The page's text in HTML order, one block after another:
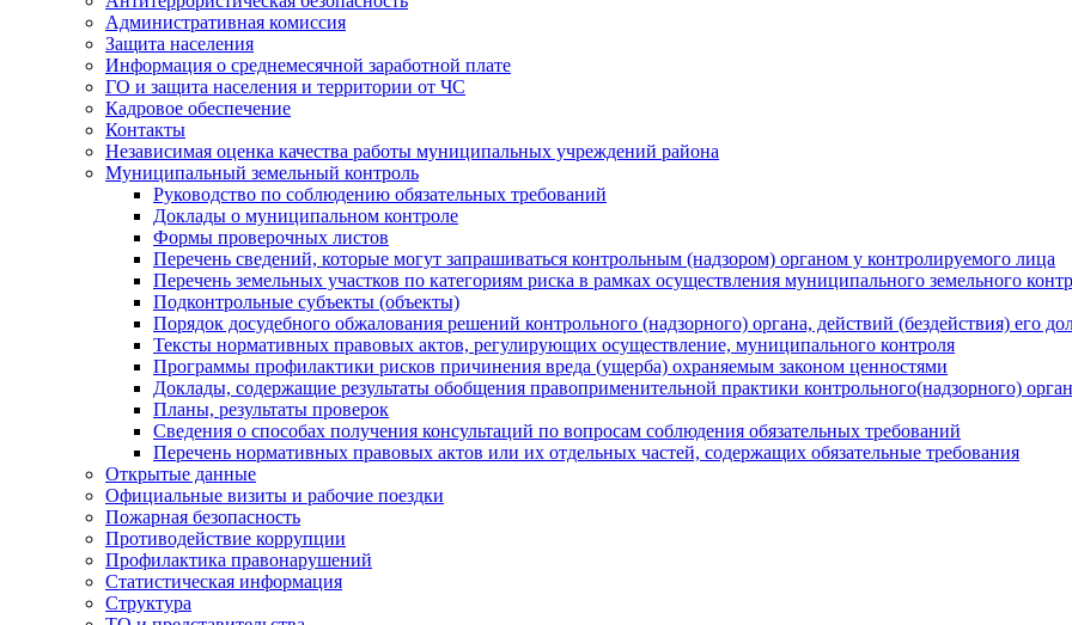
Административная комиссия
Защита населения
Информация о среднемесячной заработной плате
ГО и защита населения и территории от ЧС
Кадровое обеспечение
Контакты
Независимая оценка качества работы муниципальных учреждений района
Муниципальный земельный контроль
Руководство по соблюдению обязательных требований
Доклады о муниципальном контроле
Формы проверочных листов
Перечень сведений, которые могут запрашиваться контрольным (надзором) органом у контролируемого лица
Перечень земельных участков по категориям риска в рамках осуществления муниципального земельного
Подконтрольные субъекты (объекты)
Порядок досудебного обжалования решений контрольного (надзорного) органа, действий (бездействия) его
Тексты нормативных правовых актов, регулирующих осуществление, муниципального контроля
Программы профилактики рисков причинения вреда (ущерба) охраняемым законом ценностями
Доклады, содержащие результаты обобщения правоприменительной практики контрольного(надзорного)
Планы, результаты проверок
Сведения о способах получения консультаций по вопросам соблюдения обязательных требований
Перечень нормативных правовых актов или их отдельных частей, содержащих обязательные требования
Открытые данные
Официальные визиты и рабочие поездки
Пожарная безопасность
Противодействие коррупции
Профилактика правонарушений
Статистическая информация
Структура